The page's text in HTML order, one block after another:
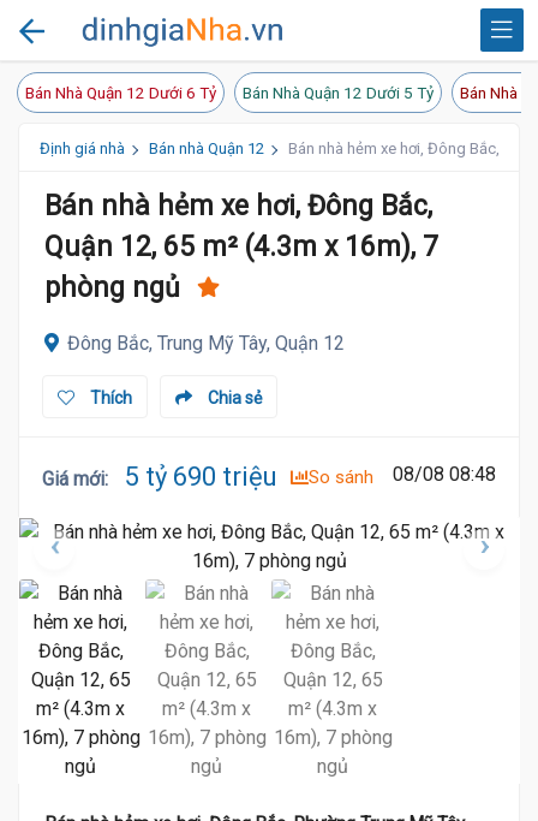
Bán Nhà Quận 12 Dưới 6 Tỷ Bán Nhà Quận 12 Dưới 5 Tỷ Bán Nhà
Định giá nhà Bán nhà Quận 12 Bán nhà hẻm xe hơi, Đông Bắc,
Bán nhà hẻm xe hơi, Đông Bắc,
Quận 12, 65 m² (4.3m x 16m), 7
phòng ngủ
Đông Bắc, Trung Mỹ Tây, Quận 12
Chia sẻ
Thích
Giá mới: 5 tỷ 690 triệu So sánh 08/08 08:48